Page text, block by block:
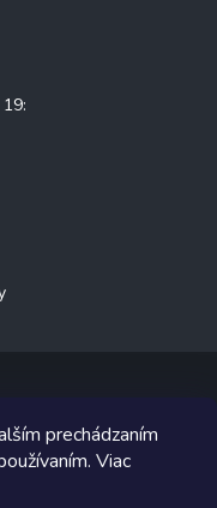
prechádzaním
Viac
práva vyhradené.